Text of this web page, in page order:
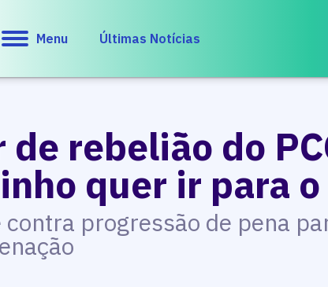
Menu Últimas Notícias
de rebelião do
quer ir para
contra progressão de pena